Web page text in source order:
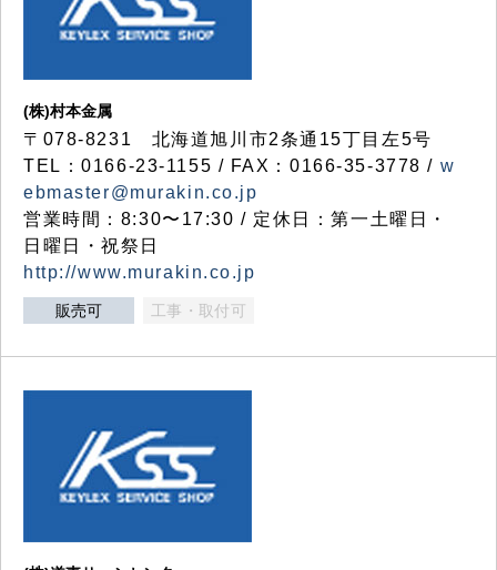
(株)村本金属
〒078-8231 北海道旭川市2条通15丁目左5号
TEL：0166-23-1155 / FAX：0166-35-3778 / w
ebmaster@murakin.co.jp
営業時間：8:30〜17:30 / 定休日：第一土曜日・
日曜日・祝祭日
http://www.murakin.co.jp
販売可 工事・取付可